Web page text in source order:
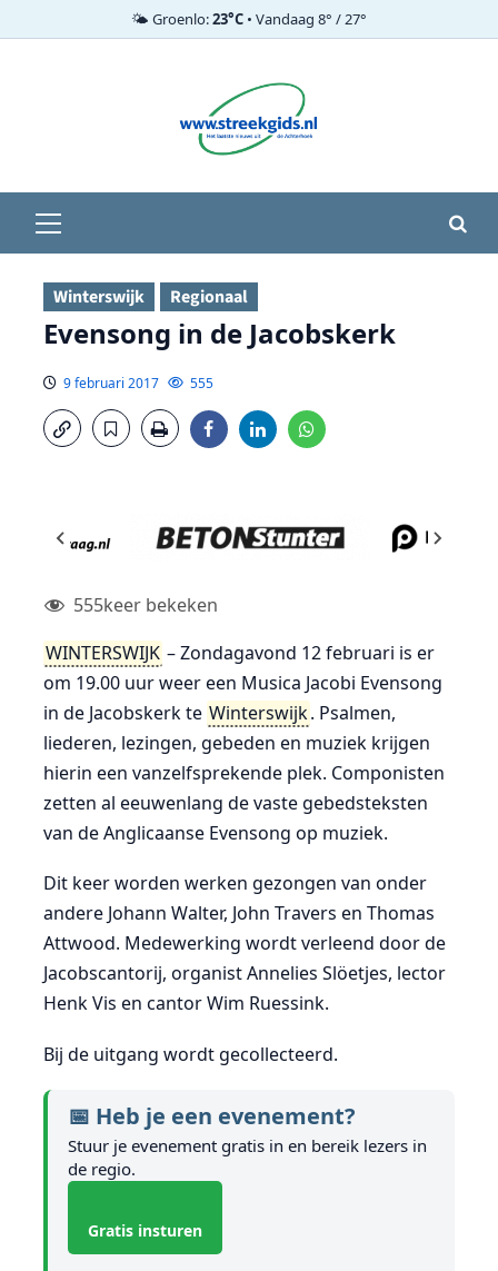
🌤️ Groenlo:23°C • Vandaag 8° / 27°
menu
Winterswijk Regionaal
Evensong in de Jacobskerk
9 februari 2017 555
555keer bekeken
WINTERSWIJK – Zondagavond 12 februari is er
om 19.00 uur weer een Musica Jacobi Evensong
in de Jacobskerk te Winterswijk. Psalmen,
liederen, lezingen, gebeden en muziek krijgen
hierin een vanzelfsprekende plek. Componisten
zetten al eeuwenlang de vaste gebedsteksten
van de Anglicaanse Evensong op muziek.
Dit keer worden werken gezongen van onder
andere Johann Walter, John Travers en Thomas
Attwood. Medewerking wordt verleend door de
Jacobscantorij, organist Annelies Slöetjes, lector
Henk Vis en cantor Wim Ruessink.
Bij de uitgang wordt gecollecteerd.
📅 Heb je een evenement?
Stuur je evenement gratis in en bereik lezers in
de regio.
Gratis insturen